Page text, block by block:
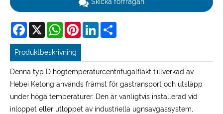
Facebook
X WhatsAppPinterestLinkedIn
Produktbeskrivning
Denna typ D högtemperaturcentrifugalfläkt tillverkad av
Hebei Ketong används främst för gastransport och utsläpp
under höga temperaturer. Den är vanligtvis installerad vid
inloppet eller utloppet av industriella ugnsavgassystem,